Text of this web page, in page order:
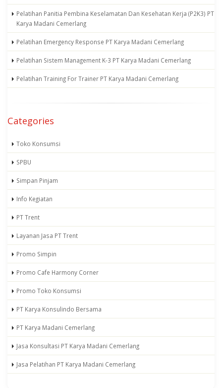
Pelatihan Panitia Pembina Keselamatan Dan Kesehatan Kerja (P2K3) PT
Karya Madani Cemerlang
Pelatihan Emergency Response PT Karya Madani Cemerlang
Pelatihan Sistem Management K-3 PT Karya Madani Cemerlang
Pelatihan Training For Trainer PT Karya Madani Cemerlang
Categories
Toko Konsumsi
SPBU
Simpan Pinjam
Info Kegiatan
PT Trent
Layanan Jasa PT Trent
Promo Simpin
Promo Cafe Harmony Corner
Promo Toko Konsumsi
PT Karya Konsulindo Bersama
PT Karya Madani Cemerlang
Jasa Konsultasi PT Karya Madani Cemerlang
Jasa Pelatihan PT Karya Madani Cemerlang